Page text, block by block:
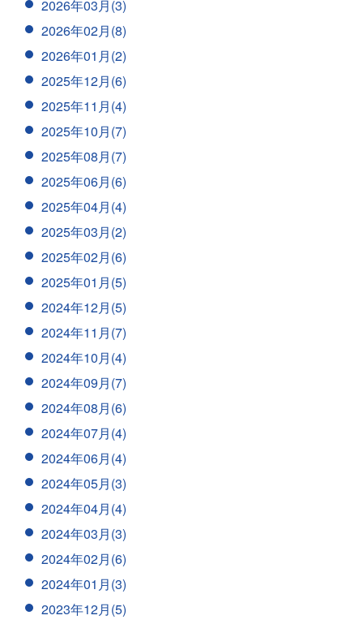
2026年03月(3)
2026年02月(8)
2026年01月(2)
2025年12月(6)
2025年11月(4)
2025年10月(7)
2025年08月(7)
2025年06月(6)
2025年04月(4)
2025年03月(2)
2025年02月(6)
2025年01月(5)
2024年12月(5)
2024年11月(7)
2024年10月(4)
2024年09月(7)
2024年08月(6)
2024年07月(4)
2024年06月(4)
2024年05月(3)
2024年04月(4)
2024年03月(3)
2024年02月(6)
2024年01月(3)
2023年12月(5)